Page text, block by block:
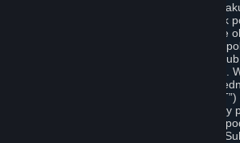
Jeśli korzystanie z serwisu Steam lub
serwisie Steam podlega jakiemukolwiek
użytkowania lub sprzedaży, Valve może
Użytkownika również takimi podatkami
dodatkowo w stosunku do Subskrypcji
których mowa w Zasadach Korzystania.
serwisie Steam w Unii Europejskiej i
Królestwie obejmują podatek VAT
UE lub Zjednoczonym Królestwie. Kwoty
pobierane przez Valve odzwierciedlają
od wartości Treści i Usług, Sprzętu lub